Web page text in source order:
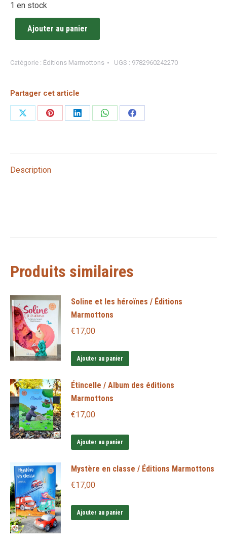
1 en stock
Ajouter au panier
Catégorie : Éditions Marmottons UGS : 9782960242270
Partager cet article
PartagerPartagerPartagerPartagerPartager
Description
Produits similaires
Soline et les héroïnes / Éditions
Marmottons
€17,00
Ajouter au panier
Étincelle / Album des éditions
Marmottons
€17,00
Ajouter au panier
Mystère en classe / Éditions Marmottons
€17,00
Ajouter au panier